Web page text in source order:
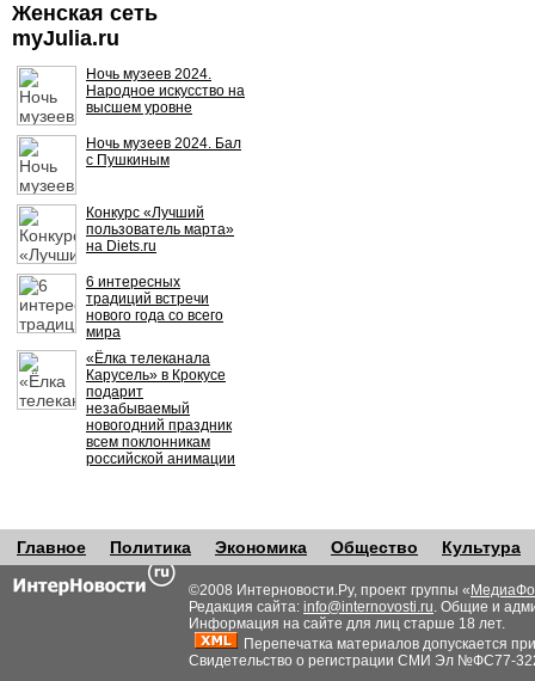
Женская сеть
myJulia.ru
Ночь музеев 2024.
Народное искусство на
высшем уровне
Ночь музеев 2024. Бал
с Пушкиным
Конкурс «Лучший
пользователь марта»
на Diets.ru
6 интересных
традиций встречи
нового года со всего
мира
«Ёлка телеканала
Карусель» в Крокусе
подарит
незабываемый
новогодний праздник
всем поклонникам
российской анимации
Главное Политика Экономика Общество Культура
©2008 Интерновости.Ру, проект группы «
Редакция сайта: info@internovosti.ru. Общие и
Информация на сайте для лиц старше 18 лет.
Перепечатка материалов допускается
Свидетельство о регистрации СМИ Эл №ФС77-